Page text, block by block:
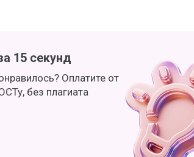
15 секунд
Оплатите от
без плагиата